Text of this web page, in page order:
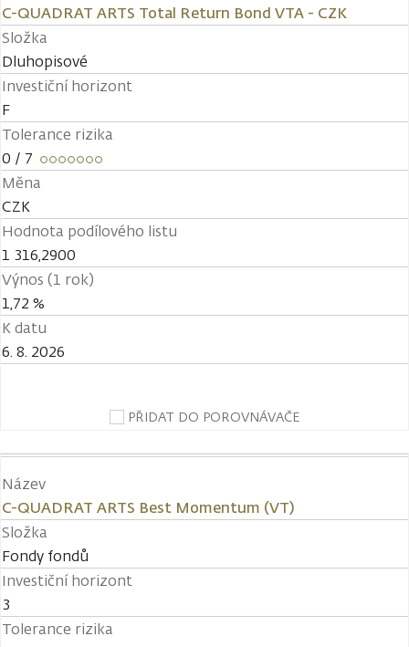
C-QUADRAT ARTS Total Return Bond VTA - CZK
Složka
Dluhopisové
Investiční horizont
F
Tolerance rizika
0 / 7
Měna
CZK
Hodnota podílového listu
1 316,2900
Výnos (1 rok)
1,72 %
K datu
6. 8. 2026
PŘIDAT DO POROVNÁVAČE
Název
C-QUADRAT ARTS Best Momentum (VT)
Složka
Fondy fondů
Investiční horizont
3
Tolerance rizika